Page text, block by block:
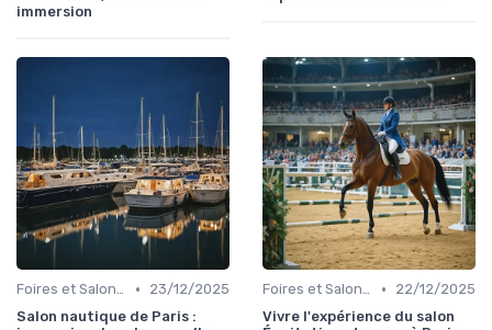
immersion
Foires et Salons Grand Public •
23/12/2025
Salon nautique de Paris :
Foires et Salons Grand Public •
22/12/2025
Vivre l'expérience du salon